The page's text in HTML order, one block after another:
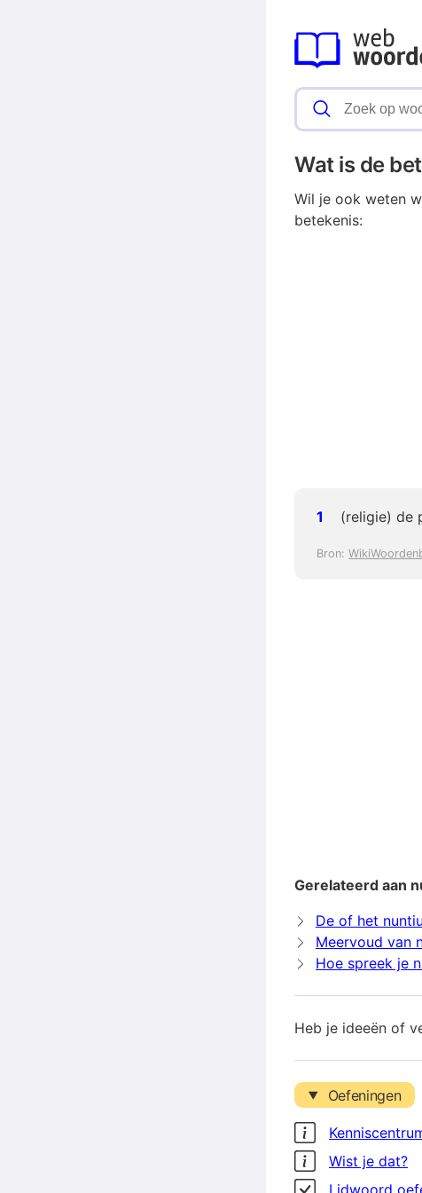
Wat is de
Wil je ook weten
betekenis:
(religie) de
Bron:
Gerelateerd aan
De of het
Meervoud van
Hoe spreek je
Heb je ideeën of
Oefeningen
Wist je dat?
Lidwoord